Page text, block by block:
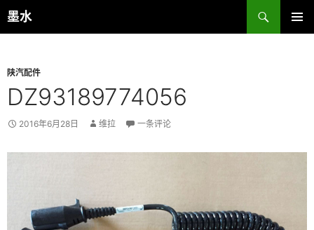
跳
至
墨水
搜
索
陕汽配件
DZ93189774056
2016年6月28日 维拉 一条评论